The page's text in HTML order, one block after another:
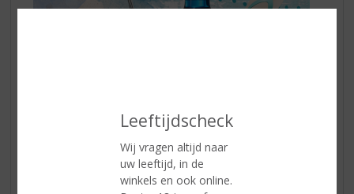
Leeftijdscheck
Wij vragen altijd naar
uw leeftijd, in de
winkels en ook online.
Vul een longdrinkglas met ijsblokjes
Voeg 2 delenDe Kuyper Blue Curaçao